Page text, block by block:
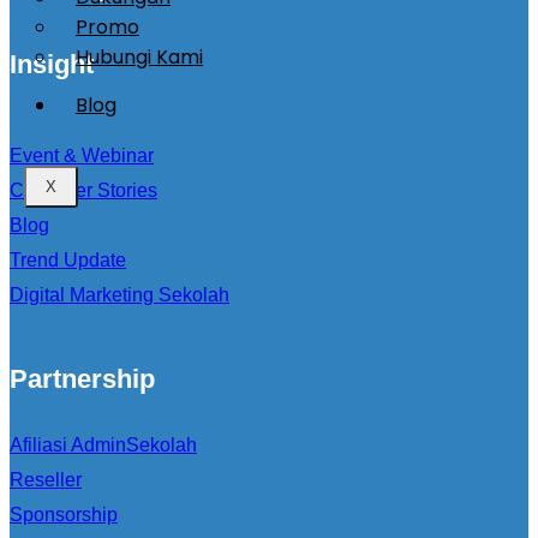
Promo
Hubungi Kami
Blog
X
Insight
Event & Webinar
Customer Stories
Blog
Trend Update
Digital Marketing Sekolah
Partnership
Afiliasi AdminSekolah
Reseller
Sponsorship